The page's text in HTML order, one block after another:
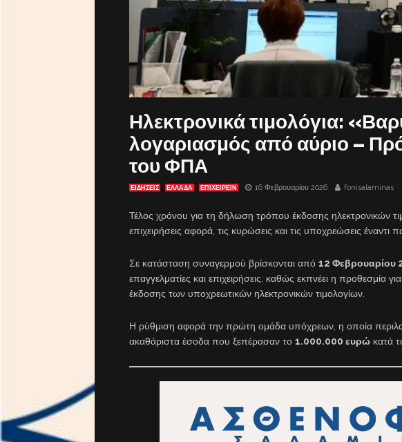
Ηλεκτρονικά τιμολόγια:
λογαριασμός από αύριο –
του ΦΠΑ
ΕΙΔΗΣΕΙΣ ΕΛΛΑΔΑ ΕΠΙΧΕΙΡΕΙΝ 16 Φεβρουαρίου 2026 fonisalaminas
Τέλος χρόνου για τη δήλωση τρόπου έκδοσης ηλεκτρονικών
επιχειρήσεις αφορά, τις κυρώσεις και τις υποχρεώσεις έναντι
Σε κατάσταση συναγερμού βρίσκονται από 12 Φεβρουαρίου
επαγγελματίες και επιχειρήσεις, καθώς εκπνέει η προθεσμία
έκδοσης των υποχρεωτικών ηλεκτρονικών τιμολογίων.
Η ρύθμιση αφορά την πρώτη ομάδα υπόχρεων, η οποία
ακαθάριστα έσοδα που ξεπέρασαν το 1.000.000 ευρώ κατά